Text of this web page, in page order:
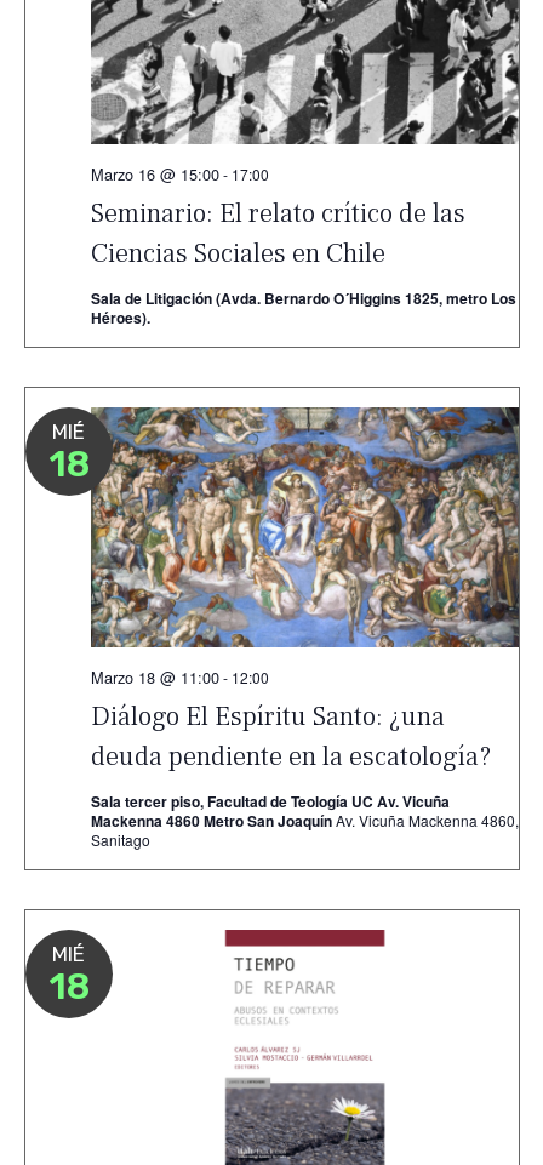
Seminario: El relato crítico de las
Ciencias Sociales en Chile
Marzo 16 @ 15:00- 17:00
Sala de Litigación (Avda. Bernardo O´Higgins 1825, metro Los
Héroes).
MIÉ
18
Diálogo El Espíritu Santo: ¿una
deuda pendiente en la escatología?
Marzo 18 @ 11:00- 12:00
Sala tercer piso, Facultad de Teología UC Av. Vicuña
Mackenna 4860 Metro San JoaquínAv. Vicuña Mackenna 4860,
Sanitago
MIÉ
18